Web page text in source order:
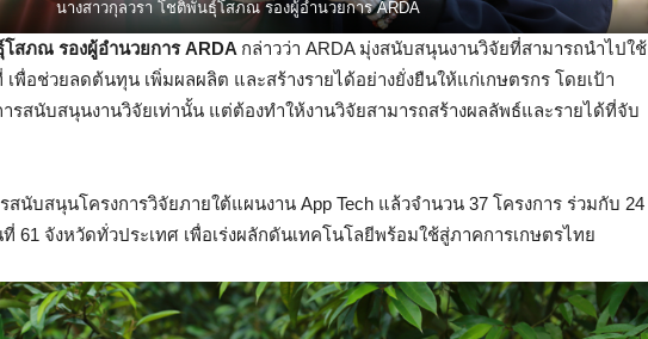
นางสาวกุลวรา โชติพันธุ์โสภณ รองผู้อำนวยการ ARDA
สภณ รองผู้อำนวยการ ARDA กล่าวว่า ARDA มุ่งสนับสนุนงานวิจัยที่สามารถนำไปใช้
พื่อช่วยลดต้นทุน เพิ่มผลผลิต และสร้างรายได้อย่างยั่งยืนให้แก่เกษตรกร โดยเป้า
รสนับสนุนงานวิจัยเท่านั้น แต่ต้องทำให้งานวิจัยสามารถสร้างผลลัพธ์และรายได้ที่จับ
สนับสนุนโครงการวิจัยภายใต้แผนงาน App Tech แล้วจำนวน 37 โครงการ ร่วมกับ 24
61 จังหวัดทั่วประเทศ เพื่อเร่งผลักดันเทคโนโลยีพร้อมใช้สู่ภาคการเกษตรไทย